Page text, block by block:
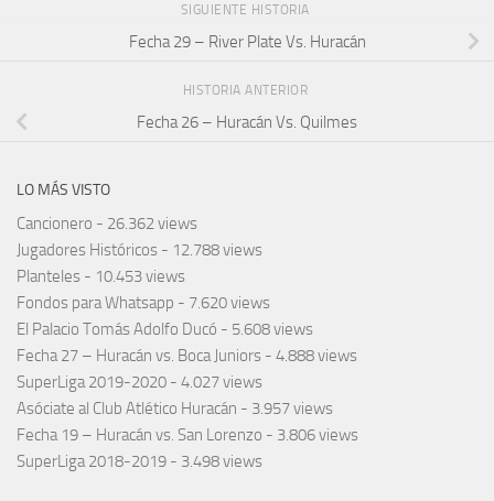
SIGUIENTE HISTORIA
Fecha 29 – River Plate Vs. Huracán
HISTORIA ANTERIOR
Fecha 26 – Huracán Vs. Quilmes
LO MÁS VISTO
Cancionero - 26.362 views
Jugadores Históricos - 12.788 views
Planteles - 10.453 views
Fondos para Whatsapp - 7.620 views
El Palacio Tomás Adolfo Ducó - 5.608 views
Fecha 27 – Huracán vs. Boca Juniors - 4.888 views
SuperLiga 2019-2020 - 4.027 views
Asóciate al Club Atlético Huracán - 3.957 views
Fecha 19 – Huracán vs. San Lorenzo - 3.806 views
SuperLiga 2018-2019 - 3.498 views